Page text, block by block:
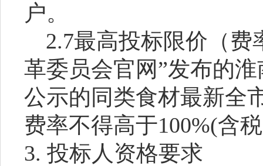
户。
2.7最高投标限价 （费
革委员会官网”发布的
公示的同类食材最新全
费率不得高于100%(含
3. 投标人资格要求